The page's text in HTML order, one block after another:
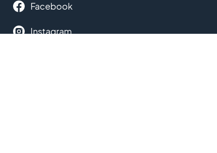
Facebook
Instagram